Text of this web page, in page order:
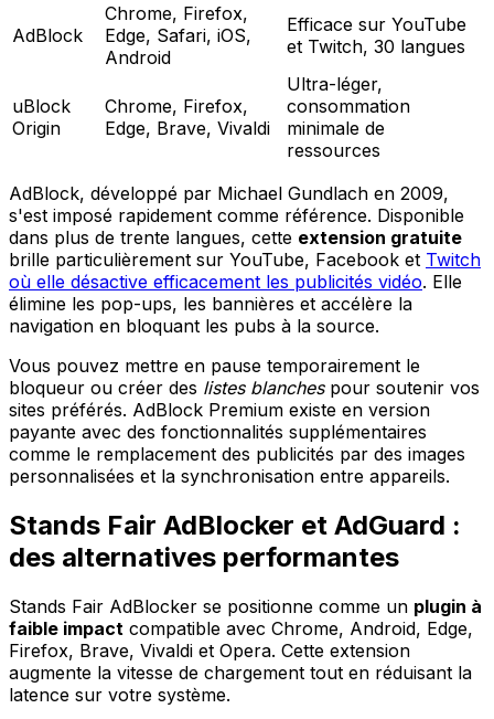
AdBlock
Chrome, Firefox,
Edge, Safari, iOS,
Android
Efficace sur YouTube
et Twitch, 30 langues
uBlock
Origin
Chrome, Firefox,
Edge, Brave, Vivaldi
Ultra-léger,
consommation
minimale de
ressources
AdBlock, développé par Michael Gundlach en 2009,
s'est imposé rapidement comme référence. Disponible
dans plus de trente langues, cette extension gratuite
brille particulièrement sur YouTube, Facebook et Twitch
où elle désactive efficacement les publicités vidéo. Elle
élimine les pop-ups, les bannières et accélère la
navigation en bloquant les pubs à la source.
Vous pouvez mettre en pause temporairement le
bloqueur ou créer des listes blanchespour soutenir vos
sites préférés. AdBlock Premium existe en version
payante avec des fonctionnalités supplémentaires
comme le remplacement des publicités par des images
personnalisées et la synchronisation entre appareils.
Stands Fair AdBlocker et AdGuard :
des alternatives performantes
Stands Fair AdBlocker se positionne comme un plugin à
faible impact compatible avec Chrome, Android, Edge,
Firefox, Brave, Vivaldi et Opera. Cette extension
augmente la vitesse de chargement tout en réduisant la
latence sur votre système.